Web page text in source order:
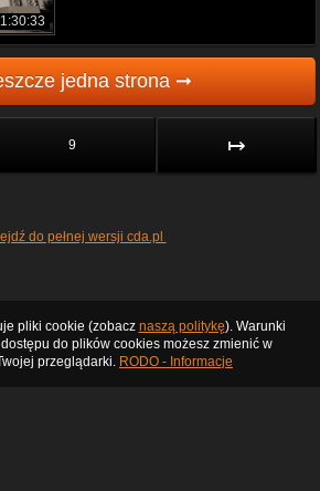
jedna strona ➞
9 ↦
do pełnej wersji cda.pl
pliki cookie (zobacz naszą politykę). Warunki
do plików cookies możesz zmienić w
przeglądarki. RODO - Informacje